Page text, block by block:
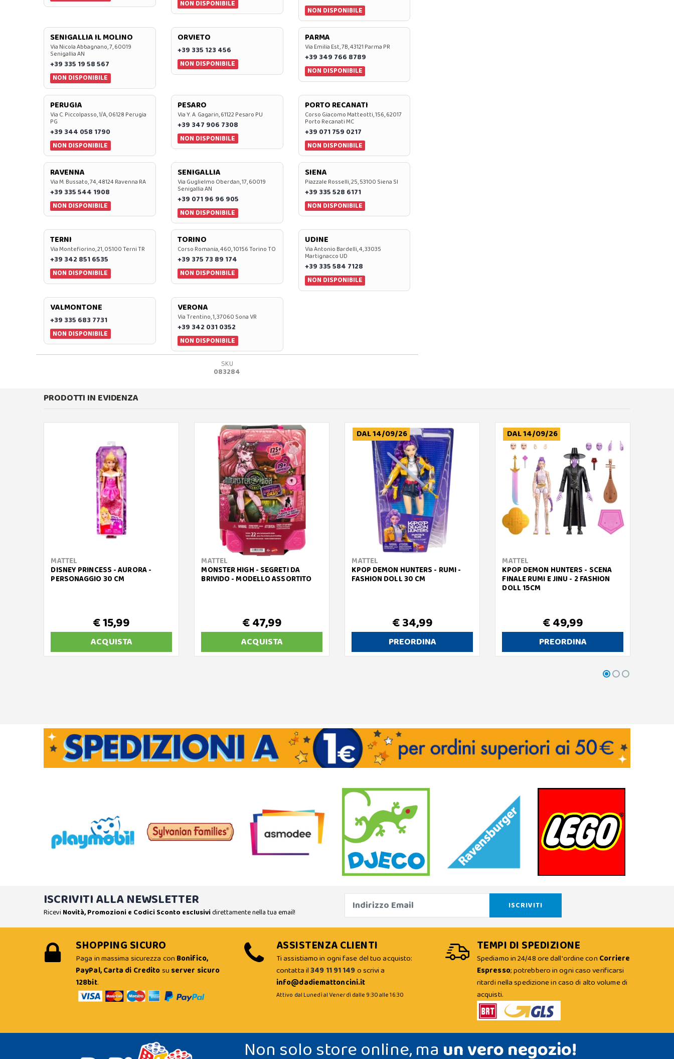
NON DISPONIBILE
NON DISPONIBILE
SENIGALLIA IL MOLINO
Via Nicola Abbagnano, 7, 60019
Senigallia AN
+39 335 19 58 567
NON DISPONIBILE
ORVIETO
+39 335 123 456
NON DISPONIBILE
PARMA
Via Emilia Est, 7B, 43121 Parma PR
+39 349 766 8789
NON DISPONIBILE
PERUGIA
Via C. Piccolpasso, 1/A, 06128 Perugia
PG
+39 344 058 1790
NON DISPONIBILE
PESARO
Via Y. A. Gagarin, 61122 Pesaro PU
+39 347 906 7308
NON DISPONIBILE
PORTO RECANATI
Corso Giacomo Matteotti, 156, 62017
Porto Recanati MC
+39 071 759 0217
NON DISPONIBILE
RAVENNA
Via M. Bussato, 74, 48124 Ravenna RA
+39 335 544 1908
NON DISPONIBILE
SENIGALLIA
Via Guglielmo Oberdan, 17, 60019
Senigallia AN
+39 071 96 96 905
NON DISPONIBILE
SIENA
Piazzale Rosselli, 25, 53100 Siena SI
+39 335 528 6171
NON DISPONIBILE
TERNI
Via Montefiorino, 21, 05100 Terni TR
+39 342 851 6535
NON DISPONIBILE
TORINO
Corso Romania, 460, 10156 Torino TO
+39 375 73 89 174
NON DISPONIBILE
UDINE
Via Antonio Bardelli, 4, 33035
Martignacco UD
+39 335 584 7128
NON DISPONIBILE
VALMONTONE
+39 335 683 7731
NON DISPONIBILE
VERONA
Via Trentino, 1, 37060 Sona VR
+39 342 031 0352
NON DISPONIBILE
SKU
083284
PRODOTTI IN EVIDENZA
MATTEL
DISNEY PRINCESS - AURORA -
PERSONAGGIO 30 CM
€ 15,99
ACQUISTA
MATTEL
MONSTER HIGH - SEGRETI DA
BRIVIDO - MODELLO ASSORTITO
€ 47,99
ACQUISTA
DAL 14/09/26
MATTEL
KPOP DEMON HUNTERS - RUMI -
FASHION DOLL 30 CM
€ 34,99
PREORDINA
DAL 14/09/26
MATTEL
KPOP DEMON HUNTERS - SCENA
FINALE RUMI E JINU - 2 FASHION
DOLL 15CM
€ 49,99
PREORDINA
ISCRIVITI ALLA NEWSLETTER
Ricevi Novità, Promozioni e Codici Sconto esclusividirettamente nella tua email!
SHOPPING SICURO
Paga in massima sicurezza con Bonifico,
PayPal, Carta di Creditosu server sicuro
128bit.
ASSISTENZA CLIENTI
Ti assistiamo in ogni fase del tuo acquisto:
contatta il349 11 91 149o scrivi a
info@dadiemattoncini.it
Attivo dal Lunedì al Venerdì dalle 9:30 alle 16:30
TEMPI DI SPEDIZIONE
Spediamo in 24/48 ore dall'ordine con Corriere
Espresso; potrebbero in ogni caso verificarsi
ritardi nella spedizione in caso di alto volume di
acquisti.
Non solo store online, ma un vero negozio!